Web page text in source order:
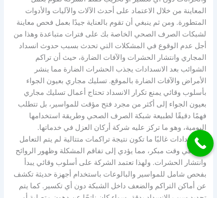
المعاينة من خلال الاعتماد على أحدث الآلات والآليات والأدوات
المتطورة. ومن ثم ينبغي أن تقوم بالعناية جيدًا بعمل فحص معاينة
لشبكات الصرف الصحي الخاصة بك على فترات متباعدة وهذا من
أجل عدم الوقوع في المشكلات التي تحدث بسبب حدوث انسداد
المجاري وانتشار الحشرات والآفات الضارة، حيث أن تراكم
الشوائب بعد الانسدادات يجذب الحشرات الضارة مما ينشر
الأمراض والآفات الضارة بالموقع. تسليك مجاري بعيون الجواء
بأسلوب وقائي يمنع تكرار الانسداد تحتاج أعمال تسليك مجاري
بعيون الجواء إلى أكثر من مجرد فتح مؤقت للمواسير، بل تتطلب
فهمًا دقيقًا لطبيعة شبكة الصرف الصحي وطريقة استخدامها
اليومية، وهو ما تركز عليه شركة أركان العزل في خدماتها.
فالانسدادات غالبًا ما تكون نتيجة تراكمات متتالية لم يتم التعامل
معها في وقت مبكر، مما يؤدي إلى تفاقم المشكلة وظهور الروائح
وانتشار الحشرات. ولهذا تعتمد الشركة على أسلوب وقائي يبدأ
بفحص شامل للمواسير والبالوعات باستخدام أجهزة حديثة تكشف
عن أماكن التراكم والضعف داخل الشبكة دون أي تكسير. كما يتم